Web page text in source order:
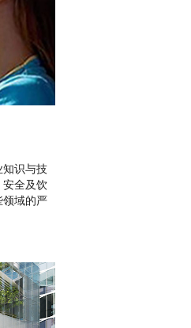
识与技
全及饮
域的严